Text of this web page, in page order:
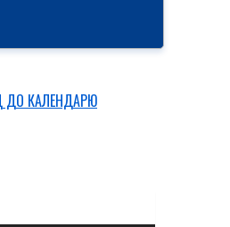
ДО КАЛЕНДАРЮ